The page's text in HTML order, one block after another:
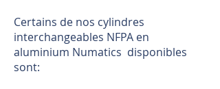
Certains de nos cylindres
interchangeables NFPA en
aluminium Numatics disponibles
sont: